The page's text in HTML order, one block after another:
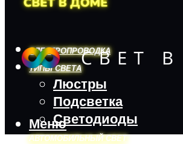
ЭЛЕКТРОПРОВОДКА
ТИПЫ СВЕТА
Люстры
Подсветка
Светодиоды
АВТОМОБИЛЬНЫЙ СВЕТ
Меню